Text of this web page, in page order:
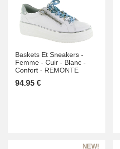
Baskets Et Sneakers -
Femme - Cuir - Blanc -
Confort - REMONTE
94.95 €